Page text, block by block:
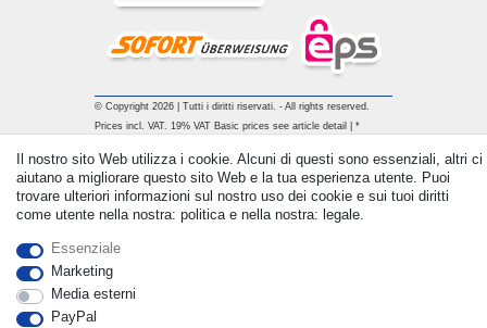
© Copyright 2026 | Tutti i diritti riservati. - All rights reserved.
Prices incl. VAT. 19% VAT Basic prices see article detail | *
Il nostro sito Web utilizza i cookie. Alcuni di questi sono essenziali, altri ci
aiutano a migliorare questo sito Web e la tua esperienza utente. Puoi
trovare ulteriori informazioni sul nostro uso dei cookie e sui tuoi diritti
come utente nella nostra: politica e nella nostra: legale.
Essenziale
Marketing
Media esterni
PayPal
Withdraw from contract here Contatto